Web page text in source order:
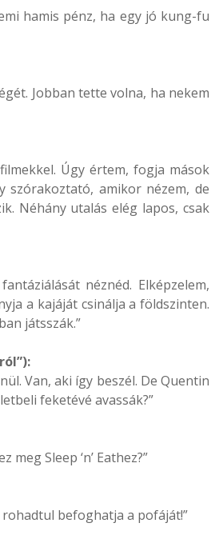
hamis pénz, ha egy jó kung-fu
Jobban tette volna, ha nekem
Úgy értem, fogja mások
szórakoztató, amikor nézem, de
Néhány utalás elég lapos, csak
néznéd. Elképzelem,
a kajáját csinálja a földszinten.
játsszák.”
Van, aki így beszél. De Quentin
feketévé avassák?”
Sleep ‘n’ Eathez?”
befoghatja a pofáját!”